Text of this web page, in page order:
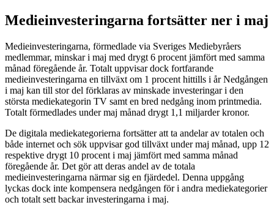
Medieinvesteringarna fortsätter ner i maj
Medieinvesteringarna, förmedlade via Sveriges Mediebyråers
medlemmar, minskar i maj med drygt 6 procent jämfört med samma
månad föregående år. Totalt uppvisar dock fortfarande
medieinvesteringarna en tillväxt om 1 procent hittills i år Nedgången
i maj kan till stor del förklaras av minskade investeringar i den
största mediekategorin TV samt en bred nedgång inom printmedia.
Totalt förmedlades under maj månad drygt 1,1 miljarder kronor.
De digitala mediekategorierna fortsätter att ta andelar av totalen och
både internet och sök uppvisar god tillväxt under maj månad, upp 12
respektive drygt 10 procent i maj jämfört med samma månad
föregående år. Det gör att deras andel av de totala
medieinvesteringarna närmar sig en fjärdedel. Denna uppgång
lyckas dock inte kompensera nedgången för i andra mediekategorier
och totalt sett backar investeringarna i maj.